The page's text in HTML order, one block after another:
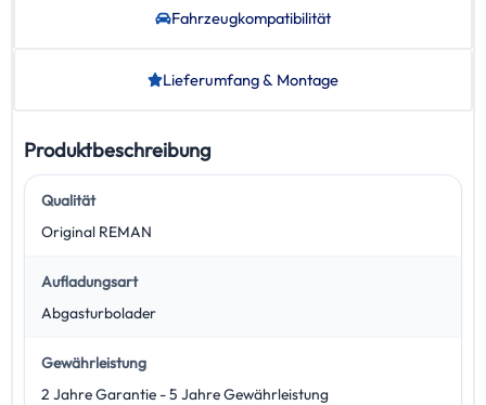
Fahrzeug­kompatibilität
Lieferumfang & Montage
Produktbeschreibung
Qualität
Original REMAN
Aufladungsart
Abgasturbolader
Gewährleistung
2 Jahre Garantie - 5 Jahre Gewährleistung